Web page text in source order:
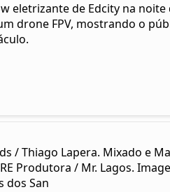
eletrizante de Edcity na noite
drone FPV, mostrando o
/ Thiago Lapera. Mixado e
Produtora / Mr. Lagos.
dos San